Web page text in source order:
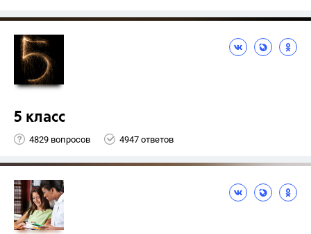
5 класс
4829 вопросов 4947 ответов